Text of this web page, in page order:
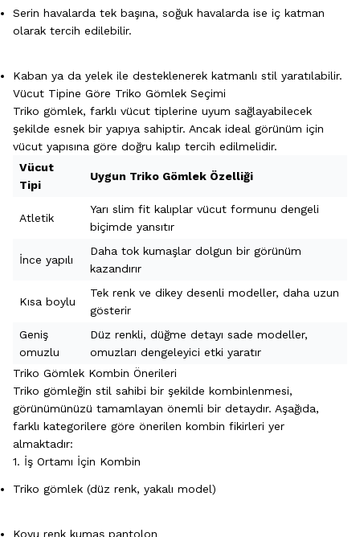
Serin havalarda tek başına, soğuk havalarda ise iç katman
olarak tercih edilebilir.
Kaban ya da yelek ile desteklenerek katmanlı stil yaratılabilir.
Vücut Tipine Göre Triko Gömlek Seçimi
Triko gömlek, farklı vücut tiplerine uyum sağlayabilecek
şekilde esnek bir yapıya sahiptir. Ancak ideal görünüm için
vücut yapısına göre doğru kalıp tercih edilmelidir.
Vücut
Tipi
Uygun Triko Gömlek Özelliği
Atletik
Yarı slim fit kalıplar vücut formunu dengeli
biçimde yansıtır
İnce yapılı
Daha tok kumaşlar dolgun bir görünüm
kazandırır
Kısa boylu
Tek renk ve dikey desenli modeller, daha uzun
gösterir
Geniş
omuzlu
Düz renkli, düğme detayı sade modeller,
omuzları dengeleyici etki yaratır
Triko Gömlek Kombin Önerileri
Triko gömleğin stil sahibi bir şekilde kombinlenmesi,
görünümünüzü tamamlayan önemli bir detaydır. Aşağıda,
farklı kategorilere göre önerilen kombin fikirleri yer
almaktadır:
1. İş Ortamı İçin Kombin
Triko gömlek (düz renk, yakalı model)
Koyu renk kumaş pantolon